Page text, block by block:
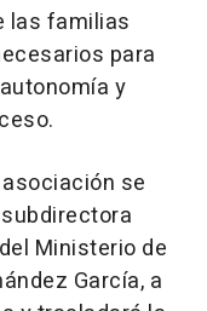
las familias
para
y
se
Ministerio de
García, a